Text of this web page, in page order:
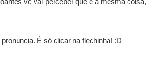
vc vai perceber que é a mesma coisa,
É só clicar na flechinha! :D